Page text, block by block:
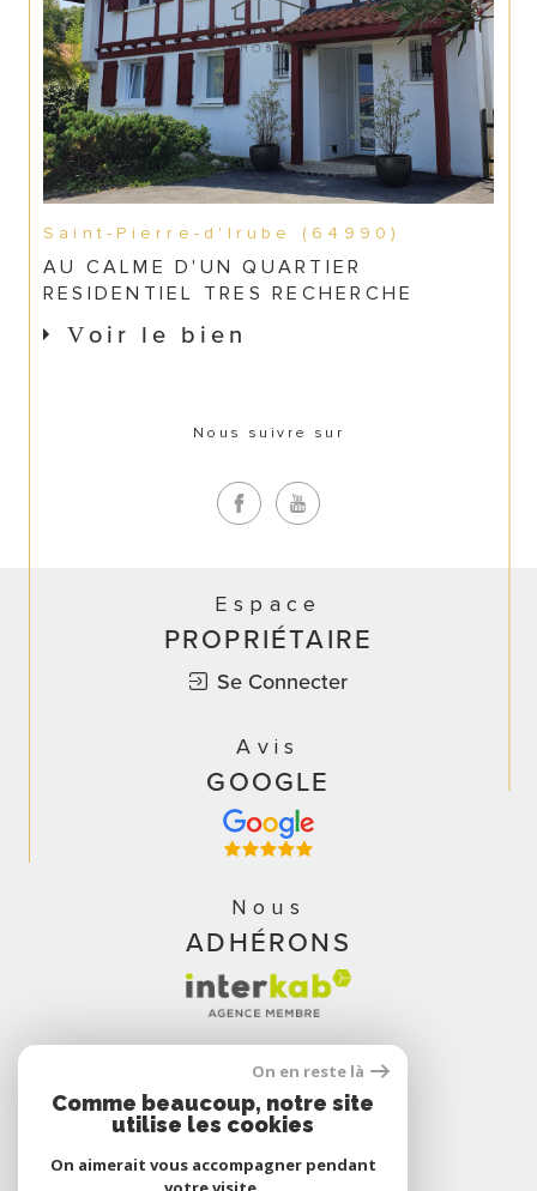
Saint-Pierre-d'Irube (64990)
AU CALME D'UN QUARTIER
RESIDENTIEL TRES RECHERCHE
Voir le bien
Nous suivre sur
Espace
PROPRIÉTAIRE
Se Connecter
Avis
GOOGLE
Nous
ADHÉRONS
On en reste là
Comme beaucoup, notre site
utilise les cookies
On aimerait vous accompagner pendant